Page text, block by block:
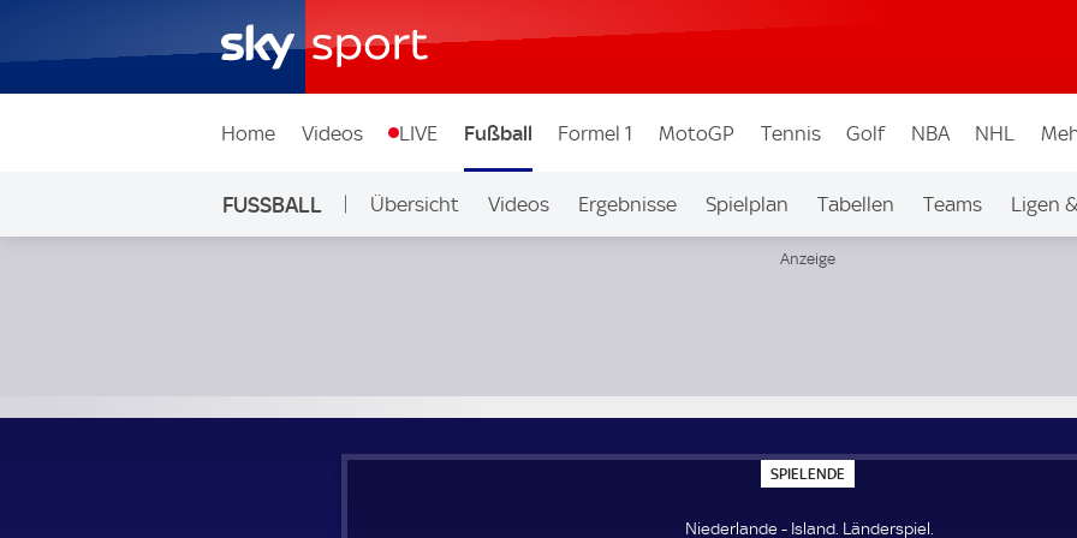
Home Videos LIVE Fußball Formel 1 MotoGP Tennis Golf NBA NHL
FUSSBALL Übersicht Videos Ergebnisse Spielplan Tabellen Teams Ligen
SPIELENDE
P
E
Niederlande - Island. Länderspiel.